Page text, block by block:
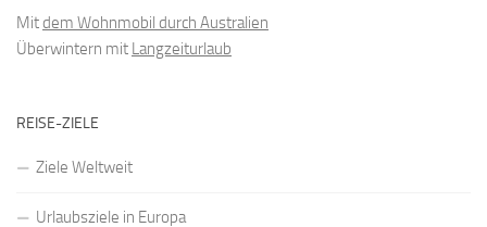
Mitdem Wohnmobil durch Australien
Überwintern mit Langzeiturlaub
REISE-ZIELE
Ziele Weltweit
Urlaubsziele in Europa